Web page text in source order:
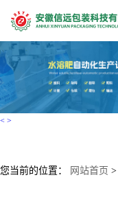
< >
您当前的位置： 网站首页 >